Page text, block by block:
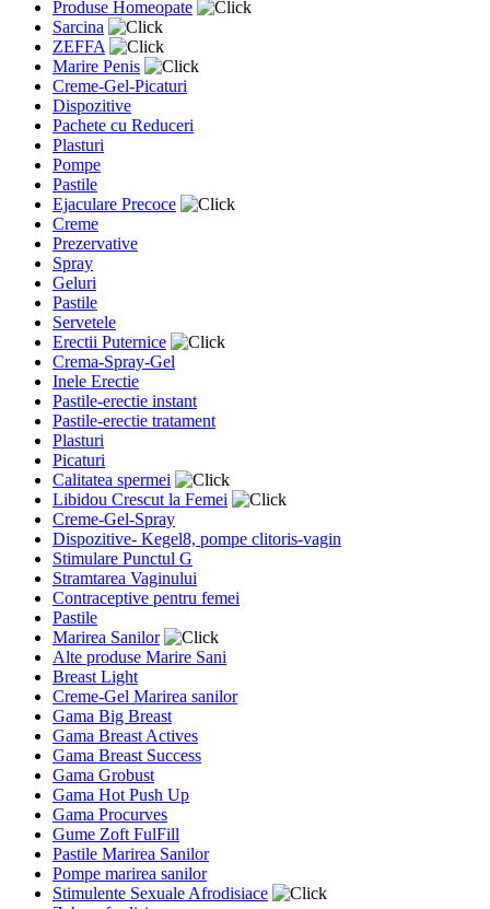
Produse Homeopate
Sarcina
ZEFFA
Marire Penis
Creme-Gel-Picaturi
Dispozitive
Pachete cu Reduceri
Plasturi
Pompe
Pastile
Ejaculare Precoce
Creme
Prezervative
Spray
Geluri
Pastile
Servetele
Erectii Puternice
Crema-Spray-Gel
Inele Erectie
Pastile-erectie instant
Pastile-erectie tratament
Plasturi
Picaturi
Calitatea spermei
Libidou Crescut la Femei
Creme-Gel-Spray
Dispozitive- Kegel8, pompe clitoris-vagin
Stimulare Punctul G
Stramtarea Vaginului
Contraceptive pentru femei
Pastile
Marirea Sanilor
Alte produse Marire Sani
Breast Light
Creme-Gel Marirea sanilor
Gama Big Breast
Gama Breast Actives
Gama Breast Success
Gama Grobust
Gama Hot Push Up
Gama Procurves
Gume Zoft FulFill
Pastile Marirea Sanilor
Pompe marirea sanilor
Stimulente Sexuale Afrodisiace